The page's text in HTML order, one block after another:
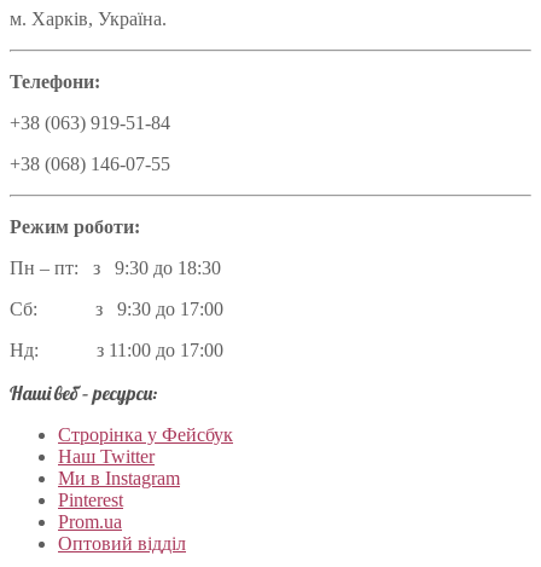
м. Харків, Україна.
Телефони:
+38 (063) 919-51-84
+38 (068) 146-07-55
Режим роботи:
Пн – пт: з 9:30 до 18:30
Сб: з 9:30 до 17:00
Нд: з 11:00 до 17:00
Наші веб – ресурси:
Строрінка у Фейсбук
Наш Twitter
Ми в Instagram
Pinterest
Prom.ua
Оптовий відділ